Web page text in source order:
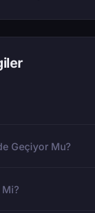
Geçiyor Mu?